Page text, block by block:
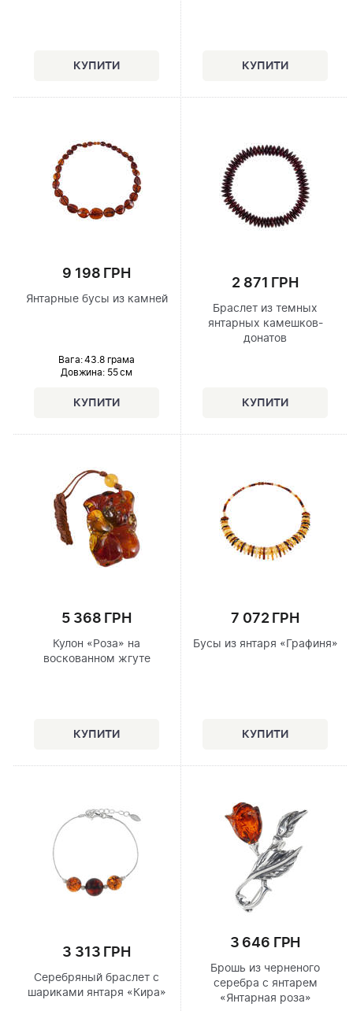
9 198 ГРН
Янтарные бусы из камней
Вага: 43.8 грама
Довжина:55 см
2 871 ГРН
Браслет из темных
янтарных камешков-
донатов
5 368 ГРН
Кулон «Роза» на
воскованном жгуте
7 072 ГРН
Бусы из янтаря «Графиня»
3 313 ГРН
Серебряный браслет с
шариками янтаря «Кира»
3 646 ГРН
Брошь из черненого
серебра с янтарем
«Янтарная роза»